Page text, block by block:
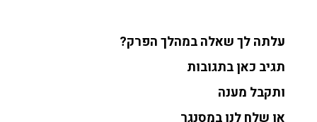
עלתה לך שאלה במהלך הפרק?
תגיב כאן בתגובות
ותקבל מענה